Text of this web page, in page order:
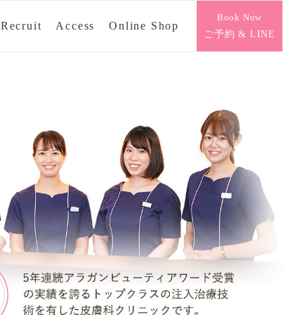
Recruit Access Online Shop
Book Now
ご予約 & LINE